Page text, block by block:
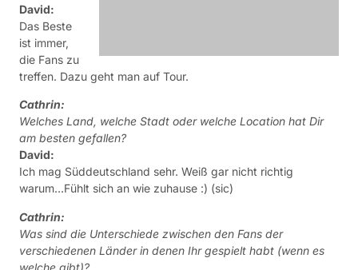
Ich mag Süddeutschland sehr. Weiß gar nicht richtig
warum…Fühlt sich an wie zuhause :) (sic)
Cathrin:
Was sind die Unterschiede zwischen den Fans der
verschiedenen Länder in denen Ihr gespielt habt (wenn es
welche gibt)?
David:
Ich glaube, sie sind sich grundsätzlich sehr ähnlich.
Cathrin:
Gibt es eine Location oder ein Land in dem Ihr gerne mal
spielen würdet?
Und mit welcher Band würdet Ihr gerne mal auf Tour gehen
und warum?
David:
Ich würde wahnsinnig gerne in den USA touren. Dort waren